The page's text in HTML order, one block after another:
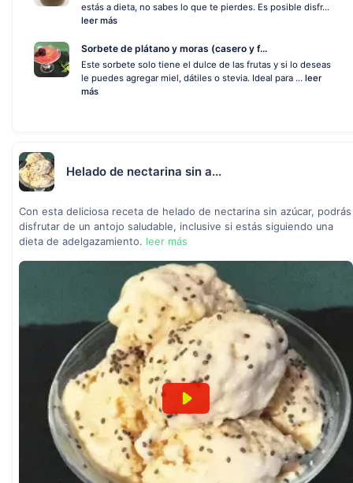
estás a dieta, no sabes lo que te pierdes. Es posible disfr...
leer más
Sorbete de plátano y moras (casero y f...
Este sorbete solo tiene el dulce de las frutas y si lo deseas
le puedes agregar miel, dátiles o stevia. Ideal para ... leer
más
Helado de nectarina sin a...
Con esta deliciosa receta de helado de nectarina sin azúcar, podrás
disfrutar de un antojo saludable, inclusive si estás siguiendo una
dieta de adelgazamiento. leer más